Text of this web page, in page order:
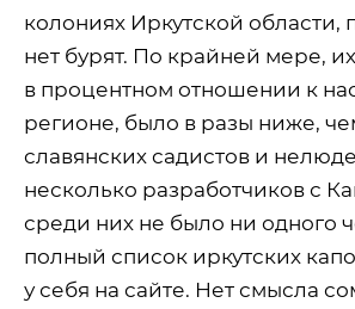
колониях Иркутской области,
нет бурят. По крайней мере,
в процентном отношении к
регионе, было в разы ниже,
славянских садистов и
несколько разработчиков с
среди них не было ни одного
полный список иркутских
у себя на сайте. Нет смысла